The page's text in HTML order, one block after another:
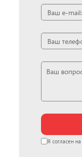
Я согласен на